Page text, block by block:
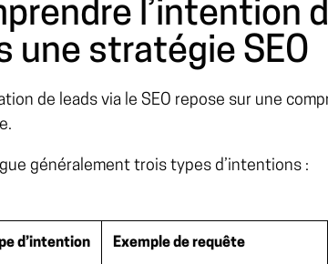
l’intention
une stratégie SEO
de leads via le SEO repose sur une
généralement trois types d’intentions :
d’intention Exemple de requête